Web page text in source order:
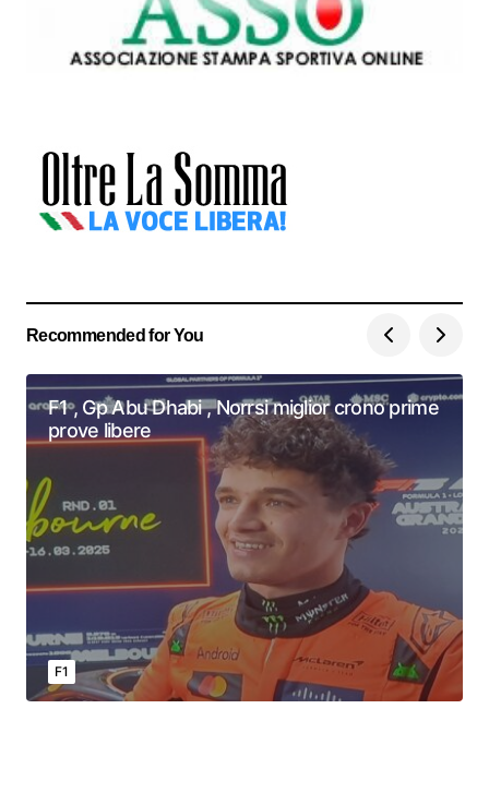
Recommended for You
F1 , Gp Abu Dhabi , Norrsi miglior crono prime
prove libere
F1